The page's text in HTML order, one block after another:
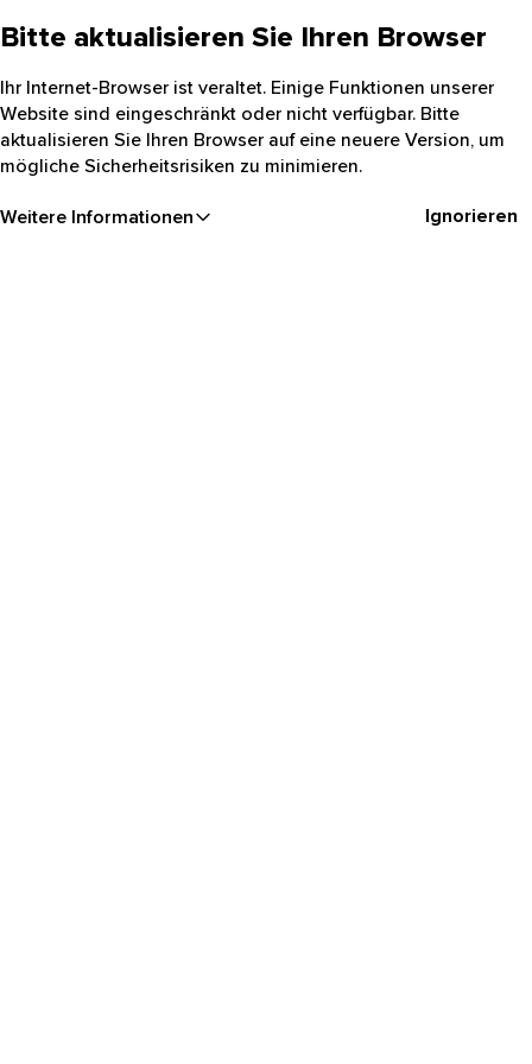
Bitte aktualisieren Sie Ihren Browser
Ihr Internet-Browser ist veraltet. Einige Funktionen unserer
Website sind eingeschränkt oder nicht verfügbar. Bitte
aktualisieren Sie Ihren Browser auf eine neuere Version, um
mögliche Sicherheitsrisiken zu minimieren.
Weitere Informationen Ignorieren